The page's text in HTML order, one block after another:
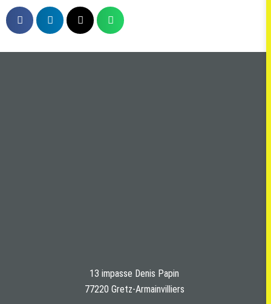
13 impasse Denis Papin
77220 Gretz-Armainvilliers